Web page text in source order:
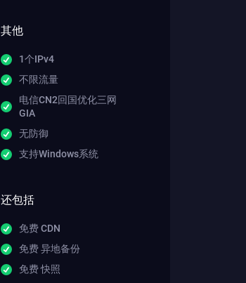
其他
1个IPv4
不限流量
电信CN2回国优化三网
GIA
无防御
支持Windows系统
还包括
免费 CDN
免费 异地备份
免费 快照